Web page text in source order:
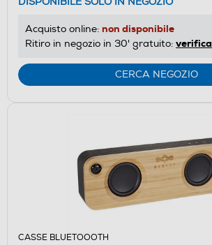
Acquisto online: non disponibile
Ritiro in negozio in 30' gratuito: verifica
CERCA NEGOZIO
CASSE BLUETOOOTH